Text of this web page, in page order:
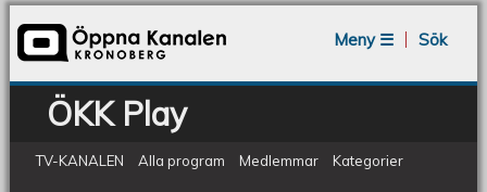
Meny ☰
Sök
ÖKK Play
TV-KANALEN Alla program Medlemmar Kategorier